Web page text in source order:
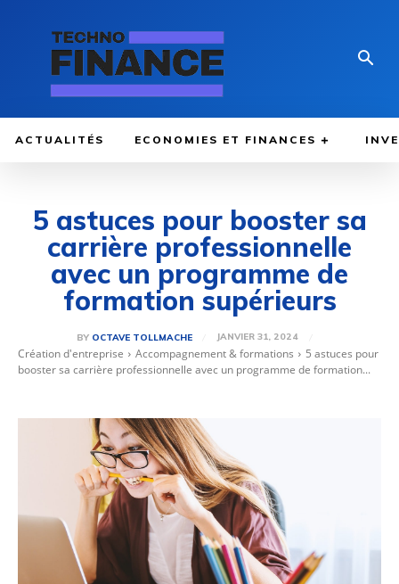
ACTUALITÉS ECONOMIES ET FINANCES
5 astuces pour booster sa
carrière professionnelle
avec un programme de
formation supérieurs
BY OCTAVE TOLLMACHE JANVIER 31, 2024
Création d'entreprise Accompagnement & formations
5 astuces pour
booster sa carrière professionnelle avec un programme de formation...